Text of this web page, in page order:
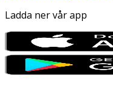
Ladda ner vår app